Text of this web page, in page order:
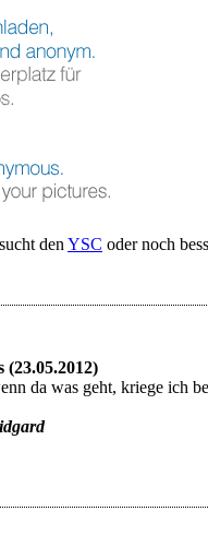
den YSC oder noch
da was geht, kriege ich